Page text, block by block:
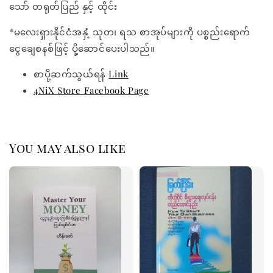
သော် တရုတ်ပြည် နှင့် ထိုင်း
*မလေးရှားနိုင်ငံအနှံ့ သုတ၊ ရသ စာအုပ်များကို ပစ္စည်းရောက်
ငွေချေစနစ်ဖြင့် ပို့ဆောင်ပေးပါသည်။
စာပို့ဆက်သွယ်ရန်Link
4NiX Store Facebook Page
You may also like